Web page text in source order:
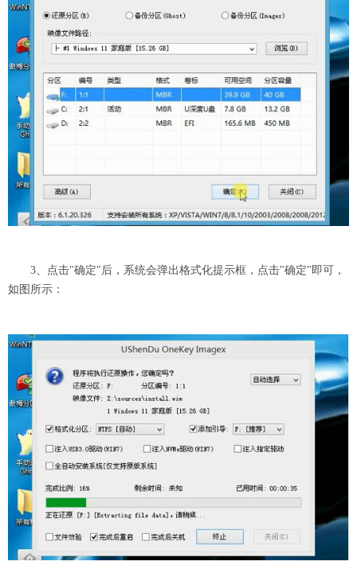
3、点击"确定"后，系统会弹出格式化提示框，点击"确定"即可，
如图所示：